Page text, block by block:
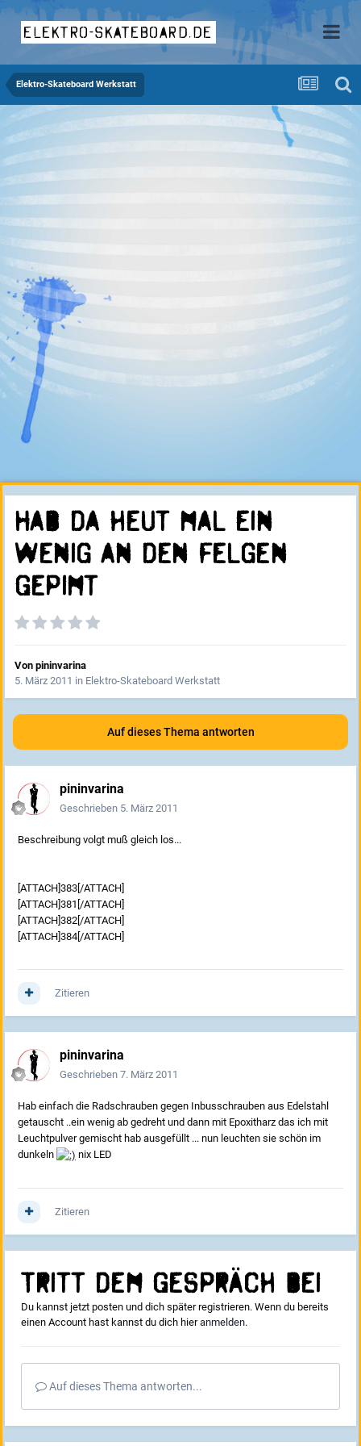
elektro-skateboard.de
Elektro-Skateboard Werkstatt
Hab da heut mal ein
wenig an den Felgen
Gepimt
Von pininvarina
5. März 2011 in Elektro-Skateboard Werkstatt
Auf dieses Thema antworten
pininvarina
Geschrieben 5. März 2011
Beschreibung volgt muß gleich los...
[ATTACH]383[/ATTACH]
[ATTACH]381[/ATTACH]
[ATTACH]382[/ATTACH]
[ATTACH]384[/ATTACH]
Zitieren
pininvarina
Geschrieben 7. März 2011
Hab einfach die Radschrauben gegen Inbusschrauben aus Edelstahl
getauscht ..ein wenig ab gedreht und dann mit Epoxitharz das ich mit
Leuchtpulver gemischt hab ausgefüllt ... nun leuchten sie schön im
dunkeln
nix LED
Zitieren
Tritt dem Gespräch bei
Du kannst jetzt posten und dich später registrieren. Wenn du bereits
einen Account hast kannst du dich hieranmelden.
Auf dieses Thema antworten...